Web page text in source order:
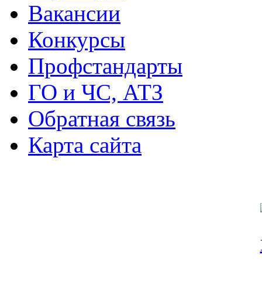
Вакансии
Конкурсы
Профстандарты
ГО и ЧС, АТЗ
Обратная связь
Карта сайта